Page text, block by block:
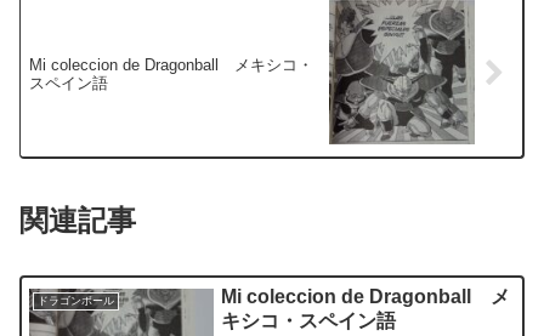
Mi coleccion de Dragonball メキシコ・
スペイン語
関連記事
ドラゴンボール
Mi coleccion de Dragonball メ
キシコ・スペイン語